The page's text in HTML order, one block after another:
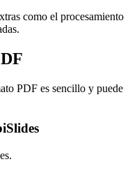
como el procesamiento
PDF es sencillo y puede